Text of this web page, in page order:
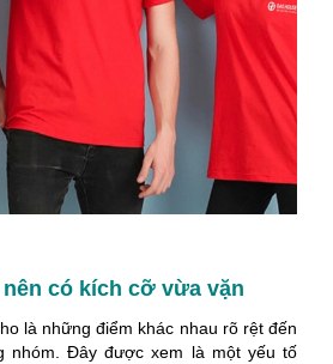
có kích cỡ vừa vặn
là những điểm khác nhau rõ rệt đến
nhóm. Đây được xem là một yếu tố